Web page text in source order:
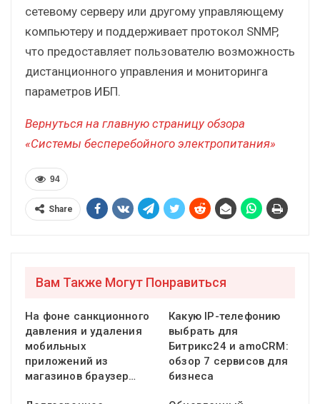
сетевому серверу или другому управляющему
компьютеру и поддерживает протокол SNMP,
что предоставляет пользователю возможность
дистанционного управления и мониторинга
параметров ИБП.
Вернуться на главную страницу обзора
«Системы бесперебойного электропитания»
94
Share
Вам Также Могут Понравиться
На фоне санкционного
давления и удаления
мобильных
приложений из
магазинов браузер…
Какую IP-телефонию
выбрать для
Битрикс24 и amoCRM:
обзор 7 сервисов для
бизнеса